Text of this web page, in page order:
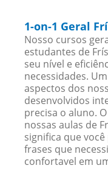
1-on-1 Geral
Nosso cursos
estudantes de
seu nível e
necessidades.
aspectos dos
desenvolvidos
precisa o aluno.
nossas aulas de
significa que
frases que
confortavel em